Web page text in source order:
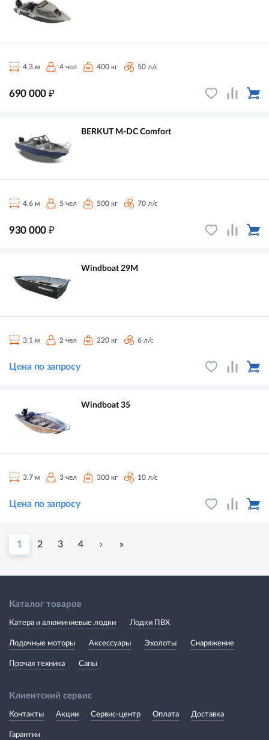
4.3 м 4 чел 400 кг 50 л/с
690 000 ₽
BERKUT M-DC Comfort
4.6 м 5 чел 500 кг 70 л/с
930 000 ₽
Windboat 29M
3.1 м 2 чел 220 кг 6 л/с
Цена по запросу
Windboat 35
3.7 м 3 чел 300 кг 10 л/с
Цена по запросу
1 2 3 4 › »
Каталог товаров
Катера и алюминиевые лодки Лодки ПВХ
Лодочные моторы Аксессуары Эхолоты Снаряжение
Прочая техника Сапы
Клиентский сервис
Контакты Акции Сервис-центр Оплата Доставка
Гарантии